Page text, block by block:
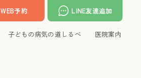
WEB予約 LINE友達追加
子どもの病気の道しるべ 医院案内